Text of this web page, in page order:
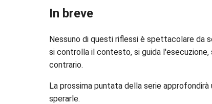
In breve
Nessuno di questi riflessi è spettacolare da
si controlla il contesto, si guida
contrario.
La prossima puntata della serie
sperarle.